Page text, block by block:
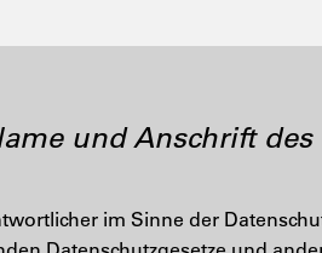
und Anschrift
im Sinne der